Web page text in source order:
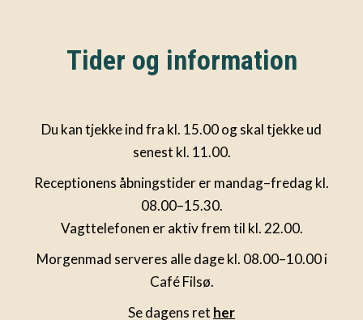
Tider og information
Du kan tjekke ind fra kl. 15.00 og skal tjekke ud
senest kl. 11.00.
Receptionens åbningstider er mandag–fredag kl.
08.00–15.30.
Vagttelefonen er aktiv frem til kl. 22.00.
Morgenmad serveres alle dage kl. 08.00–10.00 i
Café Filsø.
Se dagens ret her